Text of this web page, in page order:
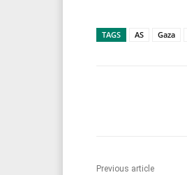
TAGS AS Gaza
Previous article